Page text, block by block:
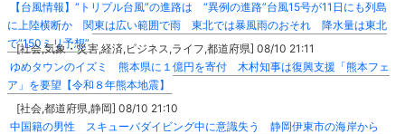
【台風情報】“トリプル台風”の進路は “異例の進路”台風15号が11日にも列島
に上陸横断か 関東は広い範囲で雨 東北では暴風雨のおそれ 降水量は東北
で“150ミリ予想”
[社会,気象・災害,経済,ビジネス,ライフ,都道府県] 08/10 21:11
ゆめタウンのイズミ 熊本県に１億円を寄付 木村知事は復興支援「熊本フェ
ア」を要望【令和８年熊本地震】
[社会,都道府県,静岡] 08/10 21:10
中国籍の男性 スキューバダイビング中に意識失う 静岡伊東市の海岸から